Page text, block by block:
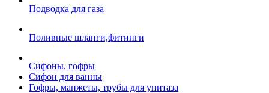
Подводка для газа
Поливные шланги,фитинги
Сифоны, гофры
Сифон для ванны
Гофры, манжеты, трубы для унитаза